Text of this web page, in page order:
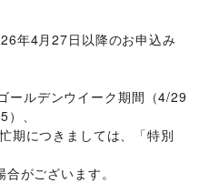
年4月27日以降のお申込み
ールデンウイーク期間（4/29
、
期につきましては、「特別
がございます。